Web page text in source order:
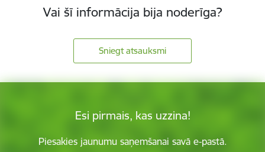
Vai šī informācija bija noderīga?
Sniegt atsauksmi
Esi pirmais, kas uzzina!
Piesakies jaunumu saņemšanai savā e-pastā.